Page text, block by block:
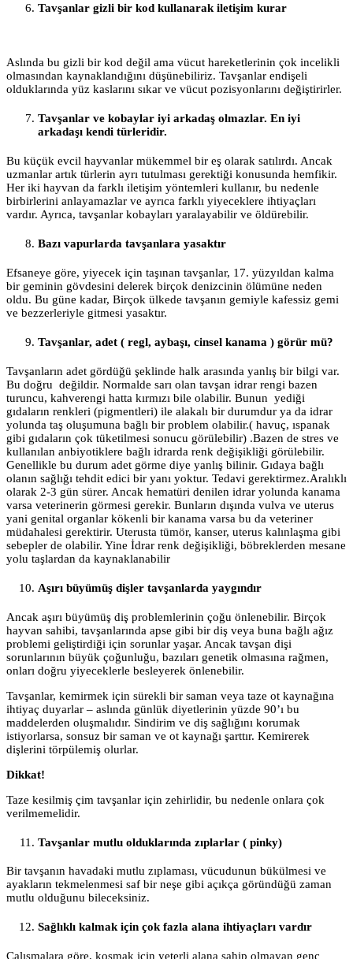
Tavşanlar gizli bir kod kullanarak iletişim kurar
Aslında bu gizli bir kod değil ama vücut hareketlerinin çok incelikli
olmasından kaynaklandığını düşünebiliriz. Tavşanlar endişeli
olduklarında yüz kaslarını sıkar ve vücut pozisyonlarını değiştirirler.
Tavşanlar ve kobaylar iyi arkadaş olmazlar. En iyi
arkadaşı kendi türleridir.
Bu küçük evcil hayvanlar mükemmel bir eş olarak satılırdı. Ancak
uzmanlar artık türlerin ayrı tutulması gerektiği konusunda hemfikir.
Her iki hayvan da farklı iletişim yöntemleri kullanır, bu nedenle
birbirlerini anlayamazlar ve ayrıca farklı yiyeceklere ihtiyaçları
vardır. Ayrıca, tavşanlar kobayları yaralayabilir ve öldürebilir.
Bazı vapurlarda tavşanlara yasaktır
Efsaneye göre, yiyecek için taşınan tavşanlar, 17. yüzyıldan kalma
bir geminin gövdesini delerek birçok denizcinin ölümüne neden
oldu. Bu güne kadar, Birçok ülkede tavşanın gemiyle kafessiz gemi
ve bezzerleriyle gitmesi yasaktır.
Tavşanlar, adet ( regl, aybaşı, cinsel kanama ) görür mü?
Tavşanların adet gördüğü şeklinde halk arasında yanlış bir bilgi var.
Bu doğru değildir. Normalde sarı olan tavşan idrar rengi bazen
turuncu, kahverengi hatta kırmızı bile olabilir. Bunun yediği
gıdaların renkleri (pigmentleri) ile alakalı bir durumdur ya da idrar
yolunda taş oluşumuna bağlı bir problem olabilir.( havuç, ıspanak
gibi gıdaların çok tüketilmesi sonucu görülebilir) .Bazen de stres ve
kullanılan anbiyotiklere bağlı idrarda renk değişikliği görülebilir.
Genellikle bu durum adet görme diye yanlış bilinir. Gıdaya bağlı
olanın sağlığı tehdit edici bir yanı yoktur. Tedavi gerektirmez.Aralıklı
olarak 2-3 gün sürer. Ancak hematüri denilen idrar yolunda kanama
varsa veterinerin görmesi gerekir. Bunların dışında vulva ve uterus
yani genital organlar kökenli bir kanama varsa bu da veteriner
müdahalesi gerektirir. Uterusta tümör, kanser, uterus kalınlaşma gibi
sebepler de olabilir. Yine İdrar renk değişikliği, böbreklerden mesane
yolu taşlardan da kaynaklanabilir
Aşırı büyümüş dişler tavşanlarda yaygındır
Ancak aşırı büyümüş diş problemlerinin çoğu önlenebilir. Birçok
hayvan sahibi, tavşanlarında apse gibi bir diş veya buna bağlı ağız
problemi geliştirdiği için sorunlar yaşar. Ancak tavşan dişi
sorunlarının büyük çoğunluğu, bazıları genetik olmasına rağmen,
onları doğru yiyeceklerle besleyerek önlenebilir.
Tavşanlar, kemirmek için sürekli bir saman veya taze ot kaynağına
ihtiyaç duyarlar – aslında günlük diyetlerinin yüzde 90’ı bu
maddelerden oluşmalıdır. Sindirim ve diş sağlığını korumak
istiyorlarsa, sonsuz bir saman ve ot kaynağı şarttır. Kemirerek
dişlerini törpülemiş olurlar.
Dikkat!
Taze kesilmiş çim tavşanlar için zehirlidir, bu nedenle onlara çok
verilmemelidir.
Tavşanlar mutlu olduklarında zıplarlar ( pinky)
Bir tavşanın havadaki mutlu zıplaması, vücudunun bükülmesi ve
ayakların tekmelenmesi saf bir neşe gibi açıkça göründüğü zaman
mutlu olduğunu bileceksiniz.
Sağlıklı kalmak için çok fazla alana ihtiyaçları vardır
Çalışmalara göre, koşmak için yeterli alana sahip olmayan genç